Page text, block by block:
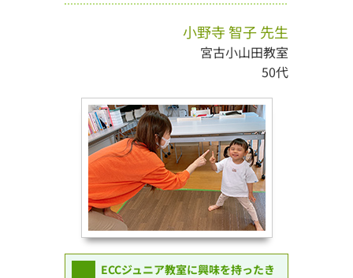
小野寺 智子 先生
宮古小山田教室
50代
ECCジュニア教室に興味を持ったき